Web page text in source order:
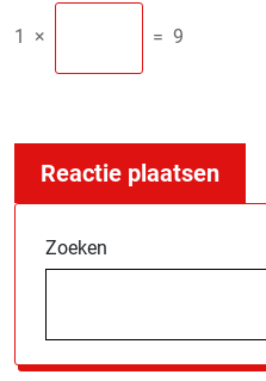
1 × = 9
Zoeken